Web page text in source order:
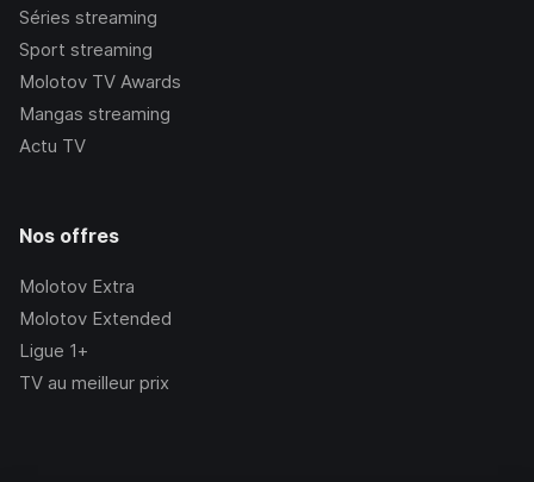
Séries streaming
Sport streaming
Molotov TV Awards
Mangas streaming
Actu TV
Nos offres
Molotov Extra
Molotov Extended
Ligue 1+
TV au meilleur prix